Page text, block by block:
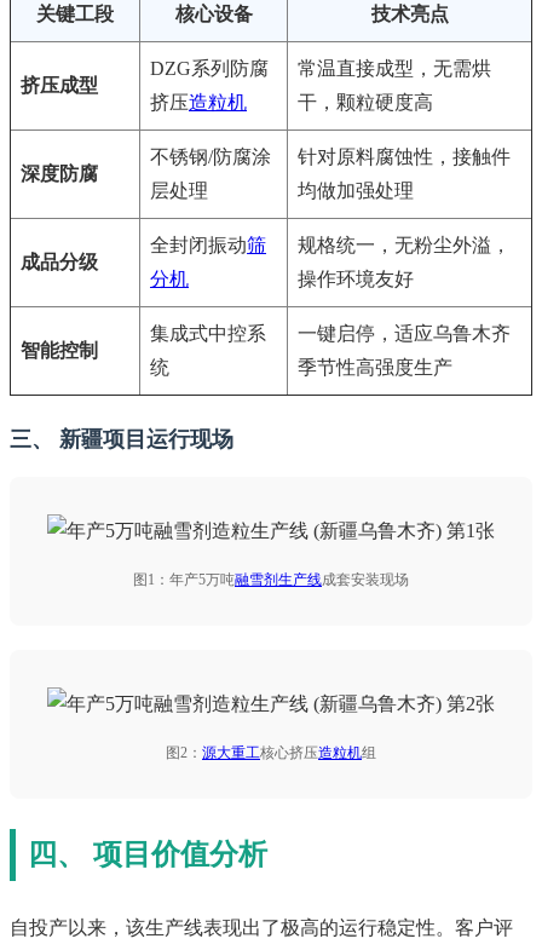
关键工段 核心设备 技术亮点
挤压成型
DZG系列防腐
挤压造粒机
常温直接成型，无需烘
干，颗粒硬度高
深度防腐
不锈钢/防腐涂
层处理
针对原料腐蚀性，接触件
均做加强处理
成品分级
全封闭振动筛
分机
规格统一，无粉尘外溢，
操作环境友好
智能控制
集成式中控系
统
一键启停，适应乌鲁木齐
季节性高强度生产
三、 新疆项目运行现场
图1：年产5万吨融雪剂生产线成套安装现场
图2： 源大重工核心挤压造粒机组
四、 项目价值分析
自投产以来，该生产线表现出了极高的运行稳定性。客户评